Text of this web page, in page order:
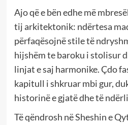
Ajo që e bën edhe më
tij arkitektonik: ndërtesa
përfaqësojnë stile të
hijshëm te baroku i stolisur
linjat e saj harmonike. Çdo
kapitull i shkruar mbi gur,
historinë e gjatë dhe të
Të qëndrosh në Sheshin e